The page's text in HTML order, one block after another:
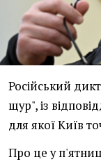
Російський
щур", із
для якої Київ
Про це у